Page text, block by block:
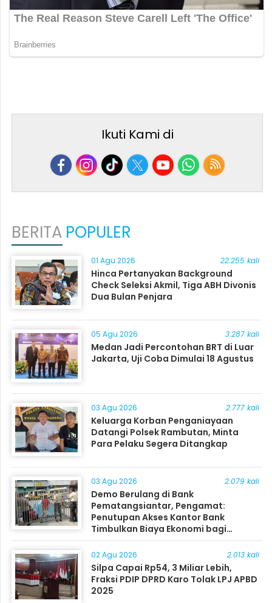
Ikuti Kami di
BERITA POPULER
01 Agu 2026 22.255 kali
Hinca Pertanyakan Background
Check Seleksi Akmil, Tiga ABH Divonis
Dua Bulan Penjara
05 Agu 2026 3.287 kali
Medan Jadi Percontohan BRT di Luar
Jakarta, Uji Coba Dimulai 18 Agustus
03 Agu 2026 2.777 kali
Keluarga Korban Penganiayaan
Datangi Polsek Rambutan, Minta
Para Pelaku Segera Ditangkap
03 Agu 2026 2.079 kali
Demo Berulang di Bank
Pematangsiantar, Pengamat:
Penutupan Akses Kantor Bank
Timbulkan Biaya Ekonomi bagi
Masyarakat
02 Agu 2026 2.013 kali
Silpa Capai Rp54, 3 Miliar Lebih,
Fraksi PDIP DPRD Karo Tolak LPJ APBD
2025